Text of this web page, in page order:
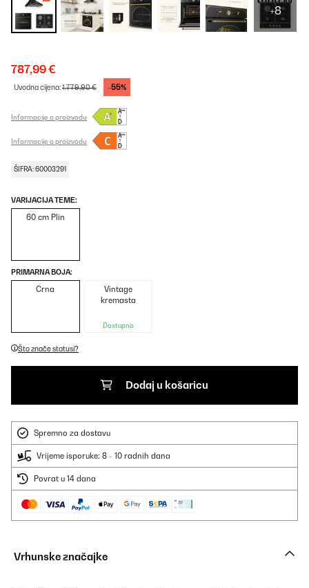
+8
787,99 €
Uvodna cijena:1.779,90 € -55%
Informacije o proizvodu
Informacije o proizvodu
ŠIFRA: 60003291
VARIJACIJA TEME:
60 cm Plin
PRIMARNA BOJA:
Crna
Vintage
kremasta
Dostupno
Što znače statusi?
Dodaj u košaricu
Spremno za dostavu
Vrijeme isporuke: 8 - 10 radnih dana
Povrat u 14 dana
Vrhunske značajke